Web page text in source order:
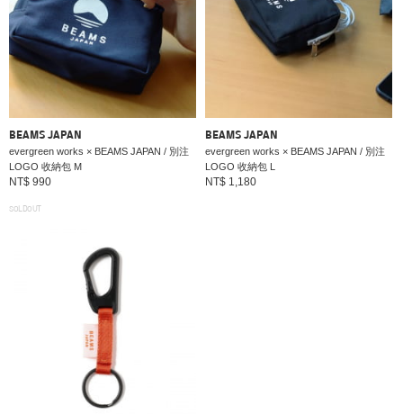
BEAMS JAPAN
evergreen works × BEAMS JAPAN / 別注
LOGO 收納包 M
NT$ 990
BEAMS JAPAN
evergreen works × BEAMS JAPAN / 別注
LOGO 收納包 L
NT$ 1,180
SOLDOUT